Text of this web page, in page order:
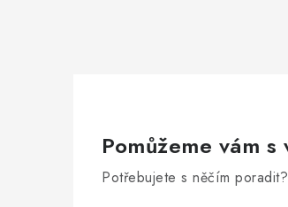
Pomůžeme vám s
Potřebujete s něčím